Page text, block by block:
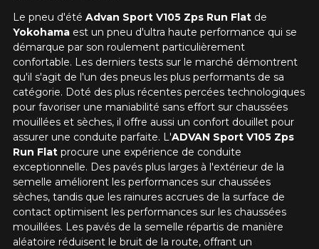
Le pneu d'été Advan Sport V105 Zps Run Flat de
Yokohamaest un pneu d'ultra haute performance qui se
démarque par son roulement particulièrement
confortable. Les derniers tests sur le marché démontrent
qu'il s'agit de l'un des pneus les plus performants de sa
catégorie. Doté des plus récentes percées technologiques
pour favoriser une maniabilité sans effort sur chaussées
mouillées et sèches, il offre aussi un confort douillet pour
assurer une conduite parfaite. L'ADVAN Sport V105 Zps
Run Flatprocure une expérience de conduite
exceptionnelle. Des pavés plus larges à l'extérieur de la
semelle améliorent les performances sur chaussées
sèches, tandis que les rainures accrues de la surface de
contact optimisent les performances sur les chaussées
mouillées. Les pavés de la semelle répartis de manière
aléatoire réduisent le bruit de la route, offrant un
AJOUTER UN AVIS
Votre avis concernant le
ADVAN SPORT V105 ZPS
RUN FLAT